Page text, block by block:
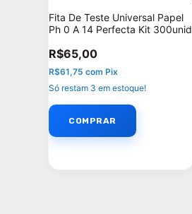
Fita De Teste Universal Papel
Ph 0 A 14 Perfecta Kit 300unid
R$65,00
R$61,75com Pix
Só restam 3 em estoque!